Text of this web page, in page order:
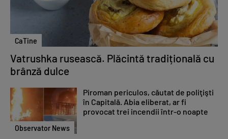
CaTine
Vatrushka rusească. Plăcintă tradițională cu
brânză dulce
Observator News
Piroman periculos, căutat de poliţişti
în Capitală. Abia eliberat, ar fi
provocat trei incendii într-o noapte